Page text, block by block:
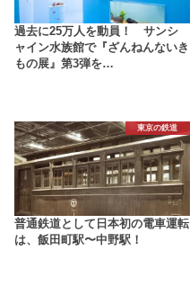
過去に25万人を動員！ サンシ
ャイン水族館で『ざんねんないき
もの展』第3弾を…
東京の鉄道
普通鉄道として日本初の電車運転
は、飯田町駅〜中野駅！